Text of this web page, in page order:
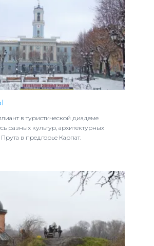
в туристической диадеме
разных культур, архитектурных
в предгорье Карпат.